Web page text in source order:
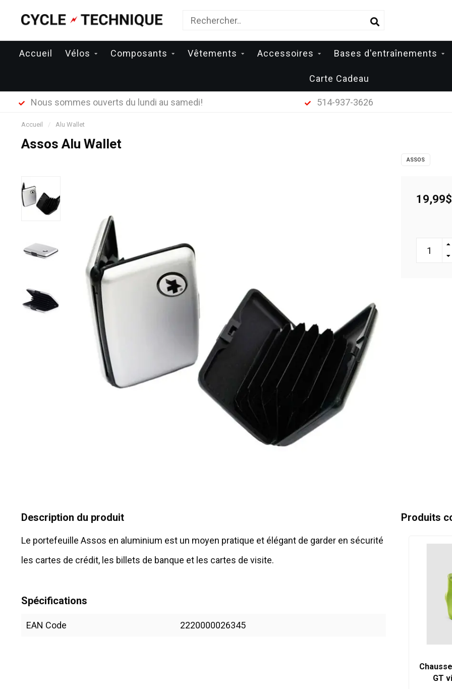
Accueil Vélos Composants Vêtements Accessoires Bases d'entraînements
Carte Cadeau
Nous sommes ouverts du lundi au samedi! 514-937-3626
Accueil / Alu Wallet
Assos Alu Wallet
ASSOS
Description du produit
Le portefeuille Assos en aluminium est un moyen pratique et élégant de garder en sécurité
les cartes de crédit, les billets de banque et les cartes de visite.
Spécifications
EAN Code 2220000026345
Produits
GT